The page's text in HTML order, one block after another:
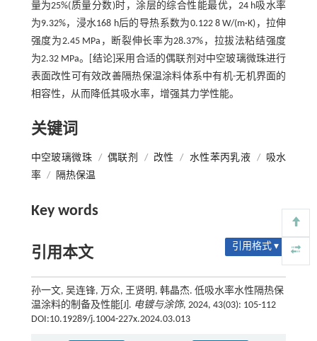
量为25%(质量分数)时，涂层的综合性能最优，24 h吸水率
为9.32%，浸水168 h后的导热系数为0.122 8 W/(m·K)，拉伸
强度为2.45 MPa，断裂伸长率为28.37%，拉拔法粘结强度
为2.32 MPa。[结论]采用合适的偶联剂对中空玻璃微珠进行
表面改性可有效改善隔热保温涂料体系中有机-无机界面的
相容性，从而降低其吸水率，增强其力学性能。
关键词
中空玻璃微珠 / 偶联剂 / 改性 / 水性苯丙乳液 /
吸水
率 / 隔热保温
Key words
引用本文 引用格式 ▾
孙一文, 吴连锋, 万众, 王贤明, 韩晶杰. 低吸水率水性隔热保
温涂料的制备及性能[J]. 电镀与涂饰, 2024, 43(03): 105-112
DOI:10.19289/j.1004-227x.2024.03.013